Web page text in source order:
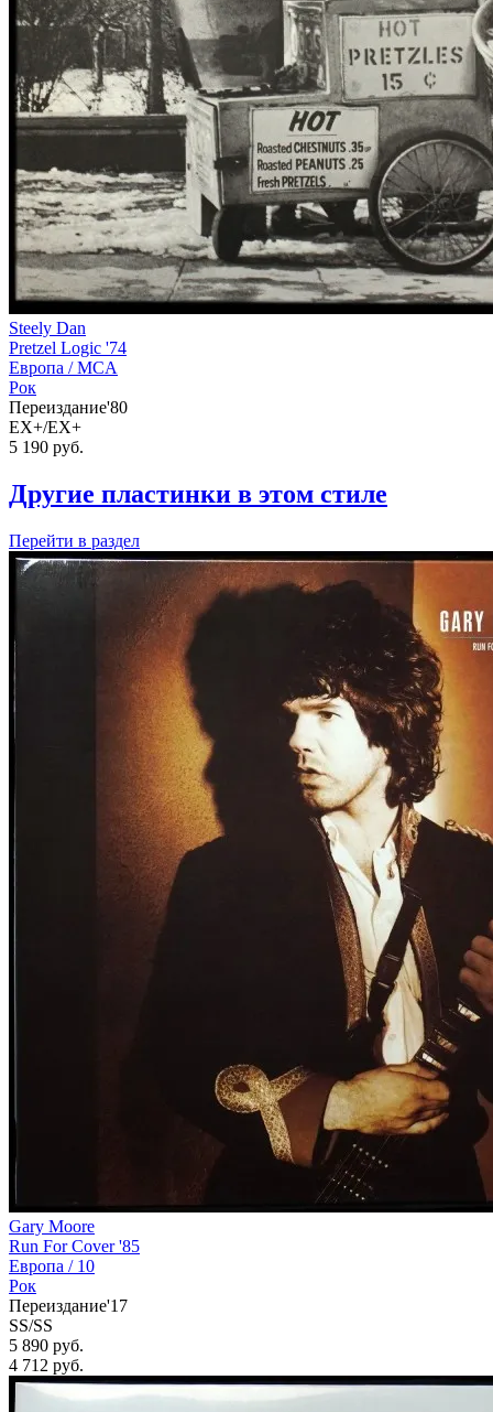
Steely Dan
Pretzel Logic '74
Европа /MCA
Рок
Переиздание'80
EX+/EX+
5 190 руб.
Другие пластинки в этом стиле
Перейти в раздел
Gary Moore
Run For Cover '85
Европа / 10
Рок
Переиздание'17
SS/SS
5 890 руб.
4 712 руб.